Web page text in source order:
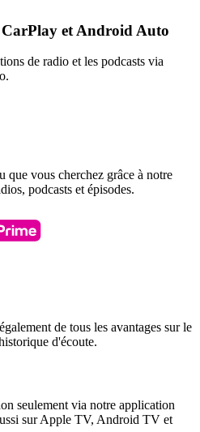
et Android Auto
de radio et les podcasts via
que vous cherchez grâce à notre
podcasts et épisodes.
de tous les avantages sur le
d'écoute.
seulement via notre application
sur Apple TV, Android TV et